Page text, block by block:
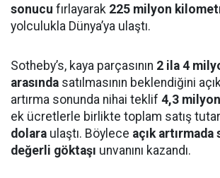
sonucu fırlayarak 225 milyon
yolculukla Dünya’ya ulaştı.
Sotheby’s, kaya parçasının 2 ila 4
arasında satılmasının beklendiğini
artırma sonunda nihai teklif 4,3
ek ücretlerle birlikte toplam satış
dolara ulaştı. Böylece açık artırmada
değerli göktaşı unvanını kazandı.